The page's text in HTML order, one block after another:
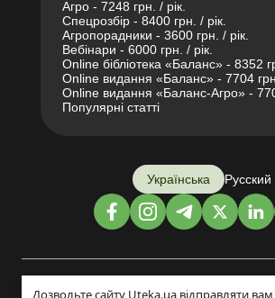
Дозвольте сайту Uteka.ua відправляти вам
Агро - 7248 грн. / рік.
Спецрозбір - 8400 грн. / рік.
Агропорадники - 3600 грн. / рік.
Вебінари - 6000 грн. / рік.
Online бібліотека «Баланс» - 8352
Online видання «Баланс» - 7704
Online видання «Баланс-Агро» -
Популярні статті
Українська Русский
Дизайн і розробка: